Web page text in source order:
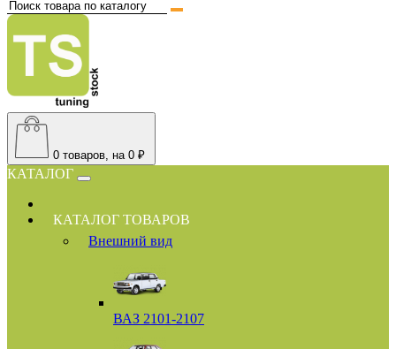
0 товаров, на 0 ₽
КАТАЛОГ
КАТАЛОГ ТОВАРОВ
Внешний вид
ВАЗ 2101-2107